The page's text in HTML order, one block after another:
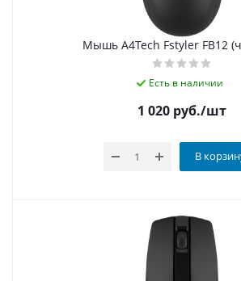
Мышь A4Tech Fstyler FB12
Есть в наличии
1 020 руб./шт
В